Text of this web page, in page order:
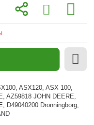
ASX120, ASX 100,
AZ59818 JOHN DEERE,
D49040200 Dronningborg,